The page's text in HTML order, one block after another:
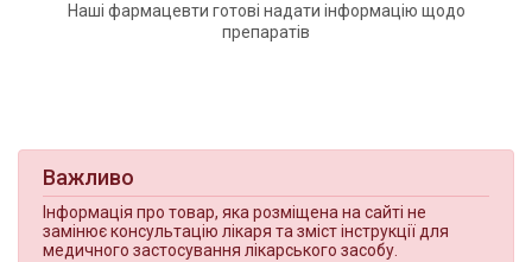
Наші фармацевти готові надати інформацію щодо
препаратів
Важливо
Інформація про товар, яка розміщена на сайті не
замінює консультацію лікаря та зміст інструкції для
медичного застосування лікарського засобу.